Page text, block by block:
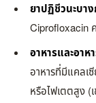
ยาปฏิชีวนะบา
Ciprofloxacin
อาหารและอาห
อาหารที่มีแคลเ
หรือไฟเตตสูง (